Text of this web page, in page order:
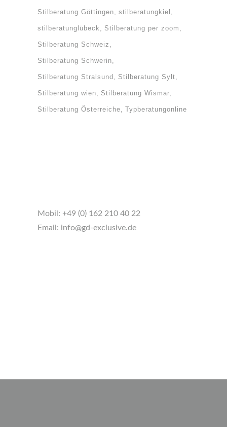
Stilberatung Göttingen stilberatungkiel
stilberatunglübeck Stilberatung per zoom
Stilberatung Schweiz
Stilberatung Schwerin
Stilberatung Stralsund Stilberatung Sylt
Stilberatung wien Stilberatung Wismar
Stilberatung Österreiche Typberatungonline
Mobil: +49 (0) 162 210 40 22
Email: info@gd-exclusive.de